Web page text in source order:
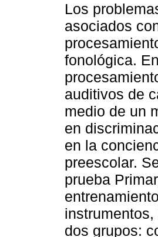
Los
asociados
fonológica.
auditivos de
medio de un
en
en la
preescolar.
prueba
dos grupos: